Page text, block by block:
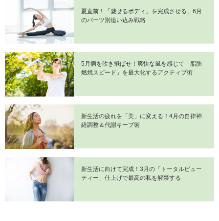
夏直前！「魅せるボディ」を完成させる、6月
のパーツ別追い込み戦略
5月病を吹き飛ばせ！爽快な風を感じて「脂肪
燃焼スピード」を最大化するアクティブ術
新生活の疲れを「美」に変える！4月の自律神
経調整＆代謝キープ術
新生活に向けて完成！3月の「トータルビュー
ティー」仕上げで最高の私を解禁する